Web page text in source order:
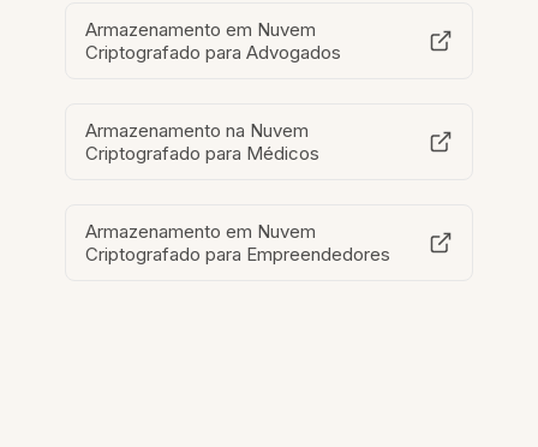
Armazenamento em Nuvem
Criptografado para Advogados
Armazenamento na Nuvem
Criptografado para Médicos
Armazenamento em Nuvem
Criptografado para Empreendedores